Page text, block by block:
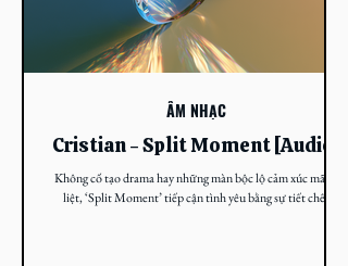
Cristian - Split Moment [Audio]
Không cố tạo drama hay những màn bộc lộ cảm xúc mãnh
liệt, ‘Split Moment’ tiếp cận tình yêu bằng sự tiết chế.
ÂM NHẠC